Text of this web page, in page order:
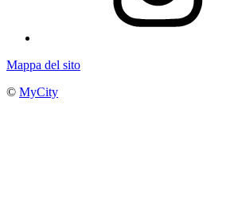
Mappa del sito
© MyCity